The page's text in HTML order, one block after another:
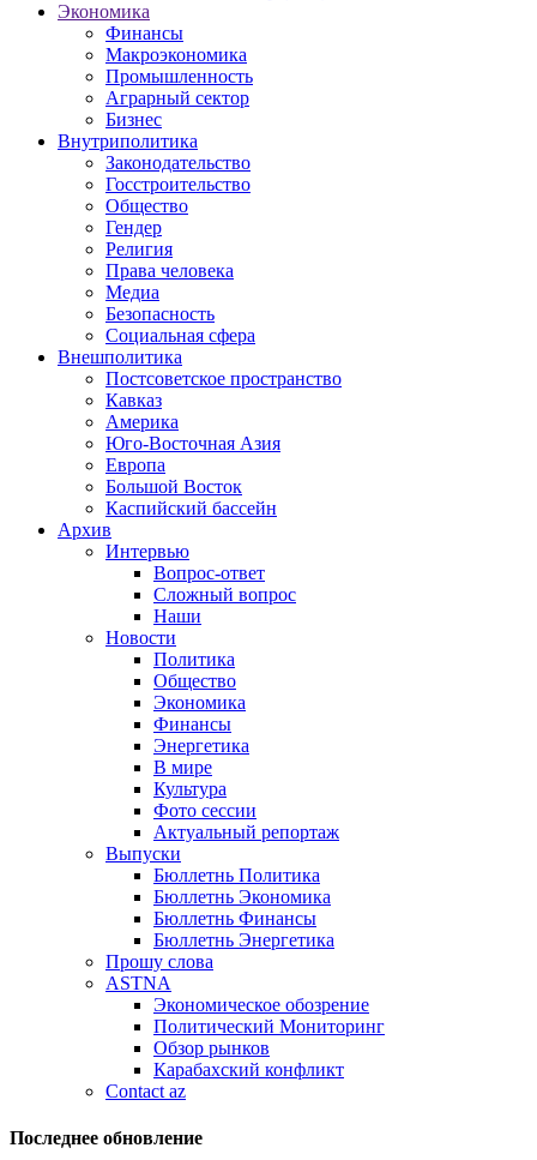
Экономика
Финансы
Макроэкономика
Промышленность
Аграрный сектор
Бизнес
Внутриполитика
Законодательство
Госстроительство
Общество
Гендер
Религия
Права человека
Медиа
Безопасность
Социальная сфера
Внешполитика
Постсоветское пространство
Кавказ
Америка
Юго-Восточная Азия
Европа
Большой Восток
Каспийский бассейн
Архив
Интервью
Вопрос-ответ
Сложный вопрос
Наши
Новости
Политика
Общество
Экономика
Финансы
Энергетика
В мире
Культура
Фото сессии
Актуальный репортаж
Выпуски
Бюллетнь Политика
Бюллетнь Экономика
Бюллетнь Финансы
Бюллетнь Энергетика
Прошу слова
ASTNA
Экономическое обозрение
Политический Мониторинг
Обзор рынков
Карабахский конфликт
Contact az
Последнее обновление